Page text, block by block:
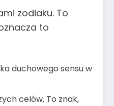
zodiaku. To
to
duchowego sensu w
celów. To znak,